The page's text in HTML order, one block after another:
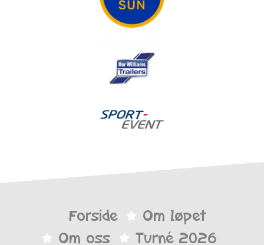
Forside
Om løpet
Om oss
Turné 2026